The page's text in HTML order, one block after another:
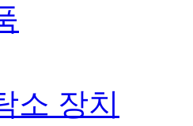
소 장치